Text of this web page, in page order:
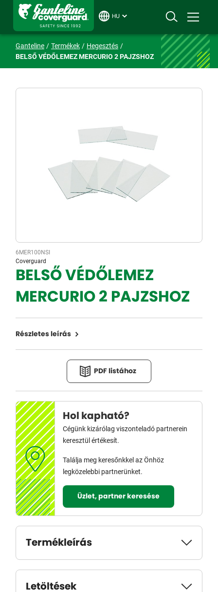
HU
Ganteline Termékek
Hegesztés
BELSŐ VÉDŐLEMEZ MERCURIO 2 PAJZSHOZ
6MER100NSI
Coverguard
BELSŐ VÉDŐLEMEZ
MERCURIO 2 PAJZSHOZ
Részletes leírás
PDF listához
Hol kapható?
Cégünk kizárólag viszonteladó partnerein
keresztül értékesít.
Találja meg keresőnkkel az Önhöz
legközelebbi partnerünket.
Üzlet, partner keresése
Termékleírás
Letöltések